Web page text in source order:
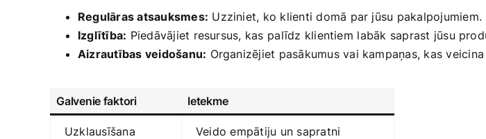
Regulāras atsauksmes: Uzziniet, ko klienti domā par jūsu pakalpojumiem.
Izglītība: ‍Piedāvājiet resursus, kas ⁢palīdz klientiem⁤ labāk saprast jūsu
Aizrautības veidošanu: Organizējiet‌ pasākumus vai kampaņas, kas
Galvenie⁢ faktori Ietekme
Uzklausīšana Veido empātiju un ​sapratni